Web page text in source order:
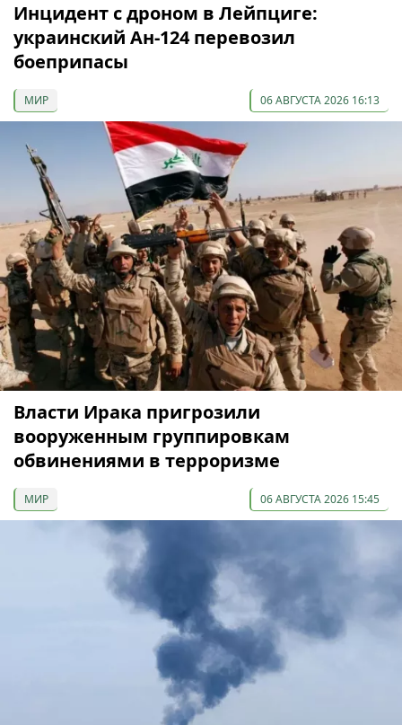
Инцидент с дроном в Лейпциге:
украинский Ан-124 перевозил
боеприпасы
МИР 06 АВГУСТА 2026 16:13
Власти Ирака пригрозили
вооруженным группировкам
обвинениями в терроризме
МИР 06 АВГУСТА 2026 15:45